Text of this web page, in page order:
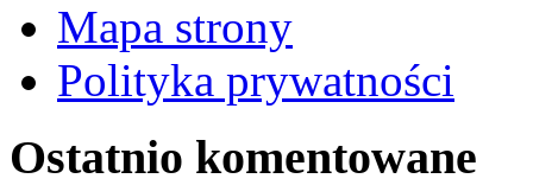
Mapa strony
Polityka prywatności
Ostatnio komentowane